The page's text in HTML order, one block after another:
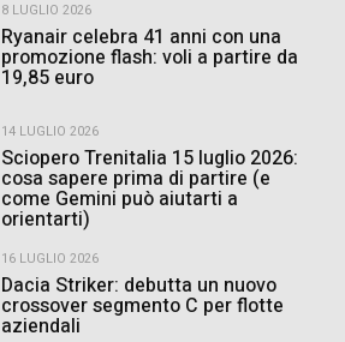
8 LUGLIO 2026
Ryanair celebra 41 anni con una
promozione flash: voli a partire da
19,85 euro
14 LUGLIO 2026
Sciopero Trenitalia 15 luglio 2026:
cosa sapere prima di partire (e
come Gemini può aiutarti a
orientarti)
16 LUGLIO 2026
Dacia Striker: debutta un nuovo
crossover segmento C per flotte
aziendali